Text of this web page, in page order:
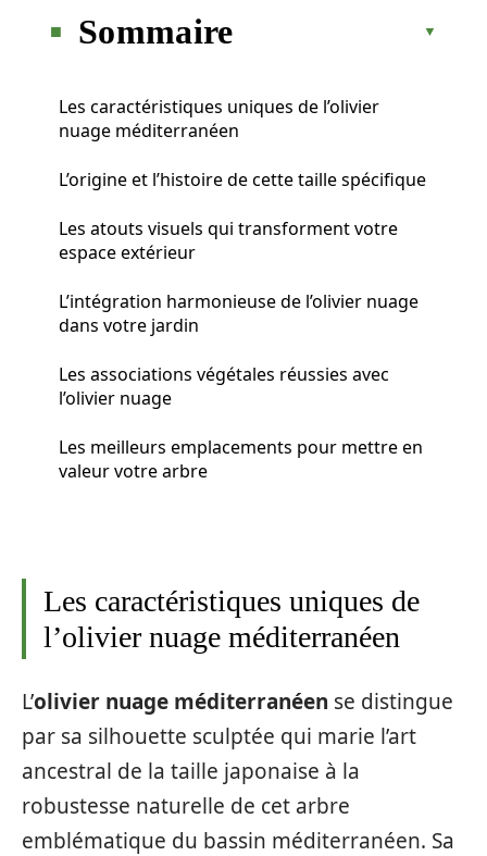
Sommaire
Les caractéristiques uniques de l’olivier
nuage méditerranéen
L’origine et l’histoire de cette taille spécifique
Les atouts visuels qui transforment votre
espace extérieur
L’intégration harmonieuse de l’olivier nuage
dans votre jardin
Les associations végétales réussies avec
l’olivier nuage
Les meilleurs emplacements pour mettre en
valeur votre arbre
Les caractéristiques uniques de
l’olivier nuage méditerranéen
L’olivier nuage méditerranéen se distingue
par sa silhouette sculptée qui marie l’art
ancestral de la taille japonaise à la
robustesse naturelle de cet arbre
emblématique du bassin méditerranéen. Sa